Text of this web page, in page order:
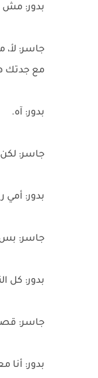
بدور: مش
جاسر: لأ،
مع جدتك
بدور: آه.
جاسر: لكن
بدور: أمي
جاسر: بس
بدور: كل
جاسر:
بدور: أنا